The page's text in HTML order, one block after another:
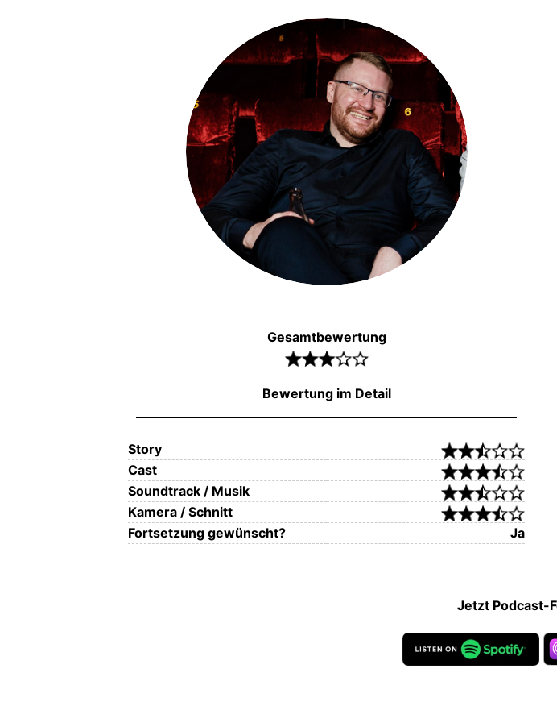
Gesamtbewertung
Bewertung im Detail
Story
Cast
Soundtrack / Musik
Kamera / Schnitt
Fortsetzung gewünscht?
Ja
Jetzt Podcast-